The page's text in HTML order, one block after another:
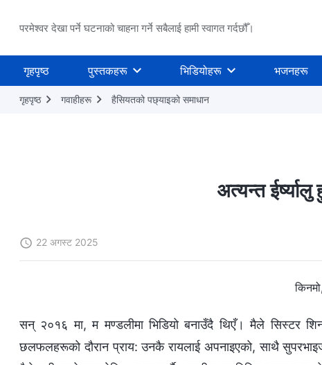
परमेश्वर देखा पर्ने घटनाको चाहना गर्ने सबैलाई हामी स्वागत गर्दछौँ।
गृहपृष्ठ पुस्तकहरू भिडियोहरू भजनहरू
गृहपृष्ठ गवाहीहरू हैसियतको पछ्याइको समाधान
अत्यन्त
22 अगस्ट 2025
सन् २०१६ मा, म मण्डलीमा भिडियो बनाउँदै थिएँ। मैले सिस्टर
छलफलहरूको दौरान प्राय: उनकै रायलाई अपनाइएको, साथै